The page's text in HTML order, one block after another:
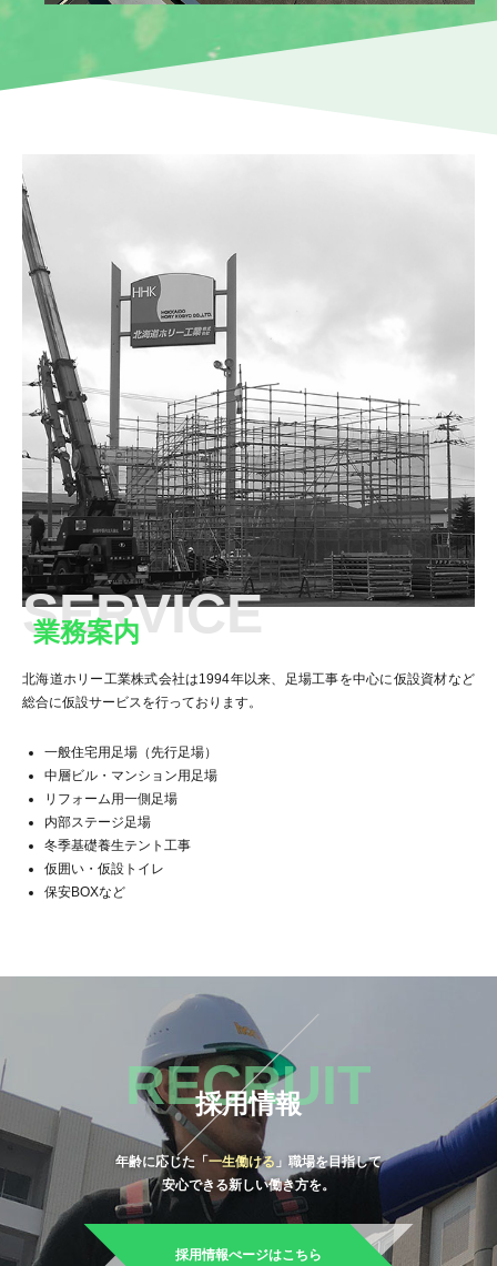
業務案内
SERVICE
北海道ホリー工業株式会社は1994年以来、足場工事を中心に仮設資材など
総合に仮設サービスを行っております。
一般住宅用足場（先行足場）
中層ビル・マンション用足場
リフォーム用一側足場
内部ステージ足場
冬季基礎養生テント工事
仮囲い・仮設トイレ
保安BOXなど
採用情報
RECRUIT
年齢に応じた「 一生働ける 」職場を目指して
安心できる新しい働き方を。
採用情報ぺージはこちら